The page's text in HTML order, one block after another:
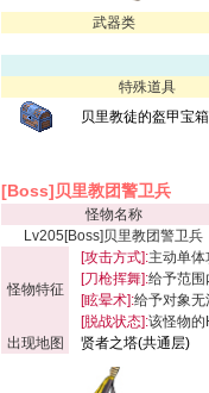
武器类
特殊道具
贝里教徒的盔甲宝
[Boss]贝里教团警卫兵
怪物名称
Lv205[Boss]贝里教团警卫兵
怪物特征
[攻击方式]:主动单体
[刀枪挥舞]:给予范
[眩晕术]:给予对象
[脱战状态]:该怪物
出现地图
贤者之塔(共通层)